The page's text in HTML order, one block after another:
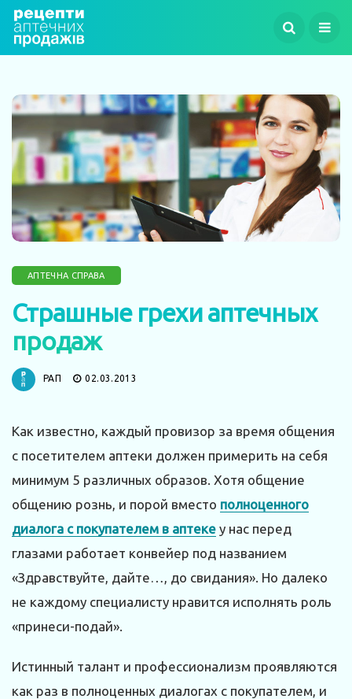
АПТЕЧНА СПРАВА
Страшные грехи аптечных
продаж
РАП 02.03.2013
Как известно, каждый провизор за время общения
с посетителем аптеки должен примерить на себя
минимум 5 различных образов. Хотя общение
общению рознь, и порой вместо полноценного
диалога с покупателем в аптеке у нас перед
глазами работает конвейер под названием
«Здравствуйте, дайте…, до свидания». Но далеко
не каждому специалисту нравится исполнять роль
«принеси-подай».
Истинный талант и профессионализм проявляются
как раз в полноценных диалогах с покупателем, и